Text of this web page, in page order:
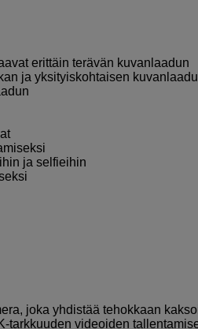
erittäin terävän kuvanlaadun
ja yksityiskohtaisen
ja selfieihin
joka yhdistää tehokkaan
tarkkuuden videoiden